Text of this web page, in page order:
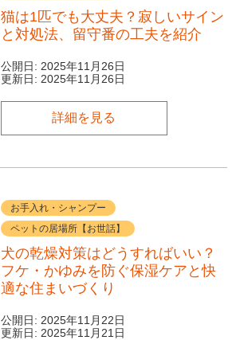
猫は1匹でも大丈夫？寂しいサイン
と対処法、留守番の工夫を紹介
公開日: 2025年11月26日
更新日: 2025年11月26日
詳細を見る
お手入れ・シャンプー
ペットの居場所【お世話】
犬の乾燥対策はどうすればいい？
フケ・かゆみを防ぐ保湿ケアと快
適な住まいづくり
公開日: 2025年11月22日
更新日: 2025年11月21日